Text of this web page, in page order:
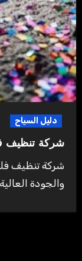
دليل السياح
شركة تنظيف
شركة تنظيف فلل بالرياض تقدم أفضل الخدمات
والجودة